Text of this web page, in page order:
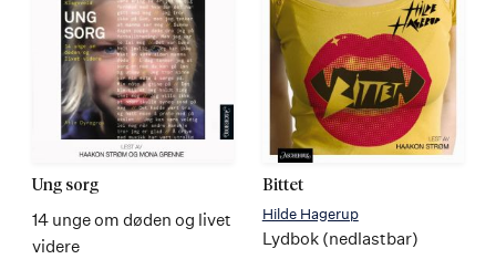
Ung sorg
14 unge om døden og livet
videre
Bittet
Hilde Hagerup
Lydbok (nedlastbar)